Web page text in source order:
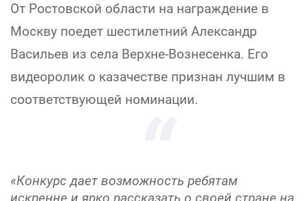
От Ростовской области на награждение в
Москву поедет шестилетний Александр
Васильев из села Верхне-Вознесенка. Его
видеоролик о казачестве признан лучшим в
соответствующей номинации.
«Конкурс дает возможность ребятам